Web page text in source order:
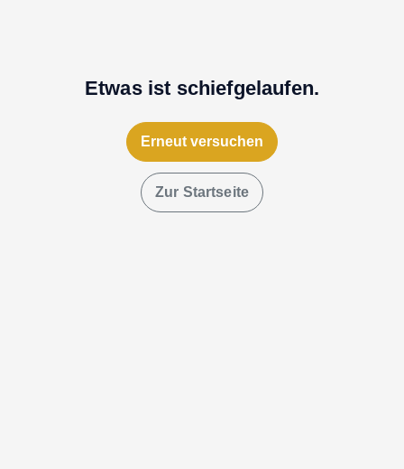
Etwas ist schiefgelaufen.
Erneut versuchen
Zur Startseite